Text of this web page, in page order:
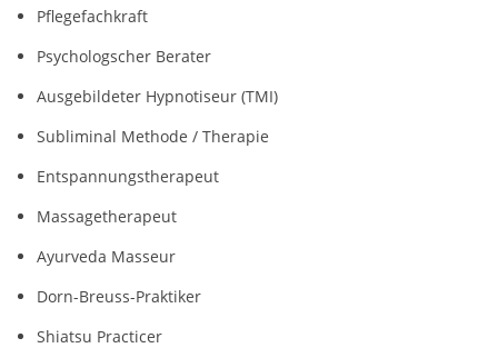
Pflegefachkraft
Psychologscher Berater
Ausgebildeter Hypnotiseur (TMI)
Subliminal Methode / Therapie
Entspannungstherapeut
Massagetherapeut
Ayurveda Masseur
Dorn-Breuss-Praktiker
Shiatsu Practicer